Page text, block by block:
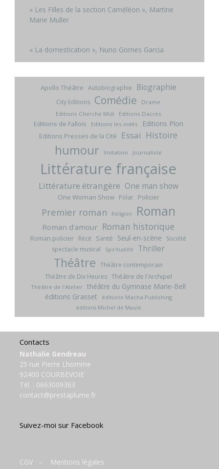
« Les Filles de la section Caméléon », Martine
Marie Muller
« La domestication », Nuno Gomes Garcia
Apollo Théâtre Autobiographie Biographie
City Editions Comédie
Drame
Editions Cherche Midi
Editions Dacres
Editions de Fallois Editions les indés Editions Plon
Editions Presses de la Cité Essai Histoire
humour Imitation Journaliste
Littérature française
Littérature étrangère One man show
One Woman Show Polar Policier
Premier roman Religion Roman
Roman d'amour Roman historique
Roman policier Récit Santé Seul-en-scène
Société
spectacle musical
Spiritualité Thriller
Théâtre Théâtre contemporain
Théâtre de Dix Heures Théâtre de l'Archipel
Théâtre de l'Atelier théâtre du Gymnase Marie-Bell
éditions Grasset
éditions Macha Publishing
éditions Michel de Maule
Contacts
Nathalie Gendreau
25 rue Pierre Lhomme
92400 COURBEVOIE
Tél. : 0663009363
contact@prestaplume.fr
Suivez-moi sur Facebook
CGV – Mentions légales